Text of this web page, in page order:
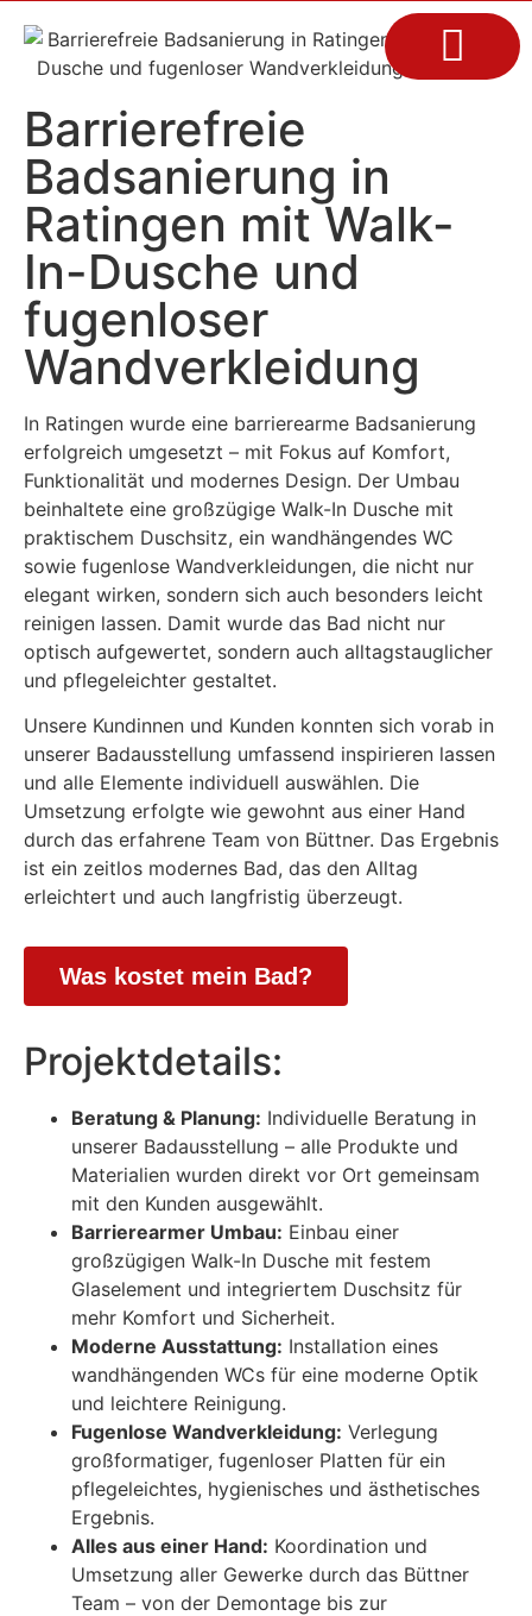
Barrierefreie
Badsanierung in
Ratingen mit Walk-
In-Dusche und
fugenloser
Wandverkleidung
In Ratingen wurde eine barrierearme Badsanierung
erfolgreich umgesetzt – mit Fokus auf Komfort,
Funktionalität und modernes Design. Der Umbau
beinhaltete eine großzügige Walk-In Dusche mit
praktischem Duschsitz, ein wandhängendes WC
sowie fugenlose Wandverkleidungen, die nicht nur
elegant wirken, sondern sich auch besonders leicht
reinigen lassen. Damit wurde das Bad nicht nur
optisch aufgewertet, sondern auch alltagstauglicher
und pflegeleichter gestaltet.
Unsere Kundinnen und Kunden konnten sich vorab in
unserer Badausstellung umfassend inspirieren lassen
und alle Elemente individuell auswählen. Die
Umsetzung erfolgte wie gewohnt aus einer Hand
durch das erfahrene Team von Büttner. Das Ergebnis
ist ein zeitlos modernes Bad, das den Alltag
erleichtert und auch langfristig überzeugt.
Was kostet mein Bad?
Projektdetails:
Beratung & Planung: Individuelle Beratung in
unserer Badausstellung – alle Produkte und
Materialien wurden direkt vor Ort gemeinsam
mit den Kunden ausgewählt.
Barrierearmer Umbau: Einbau einer
großzügigen Walk-In Dusche mit festem
Glaselement und integriertem Duschsitz für
mehr Komfort und Sicherheit.
Moderne Ausstattung: Installation eines
wandhängenden WCs für eine moderne Optik
und leichtere Reinigung.
Fugenlose Wandverkleidung: Verlegung
großformatiger, fugenloser Platten für ein
pflegeleichtes, hygienisches und ästhetisches
Ergebnis.
Alles aus einer Hand: Koordination und
Umsetzung aller Gewerke durch das Büttner
Team – von der Demontage bis zur